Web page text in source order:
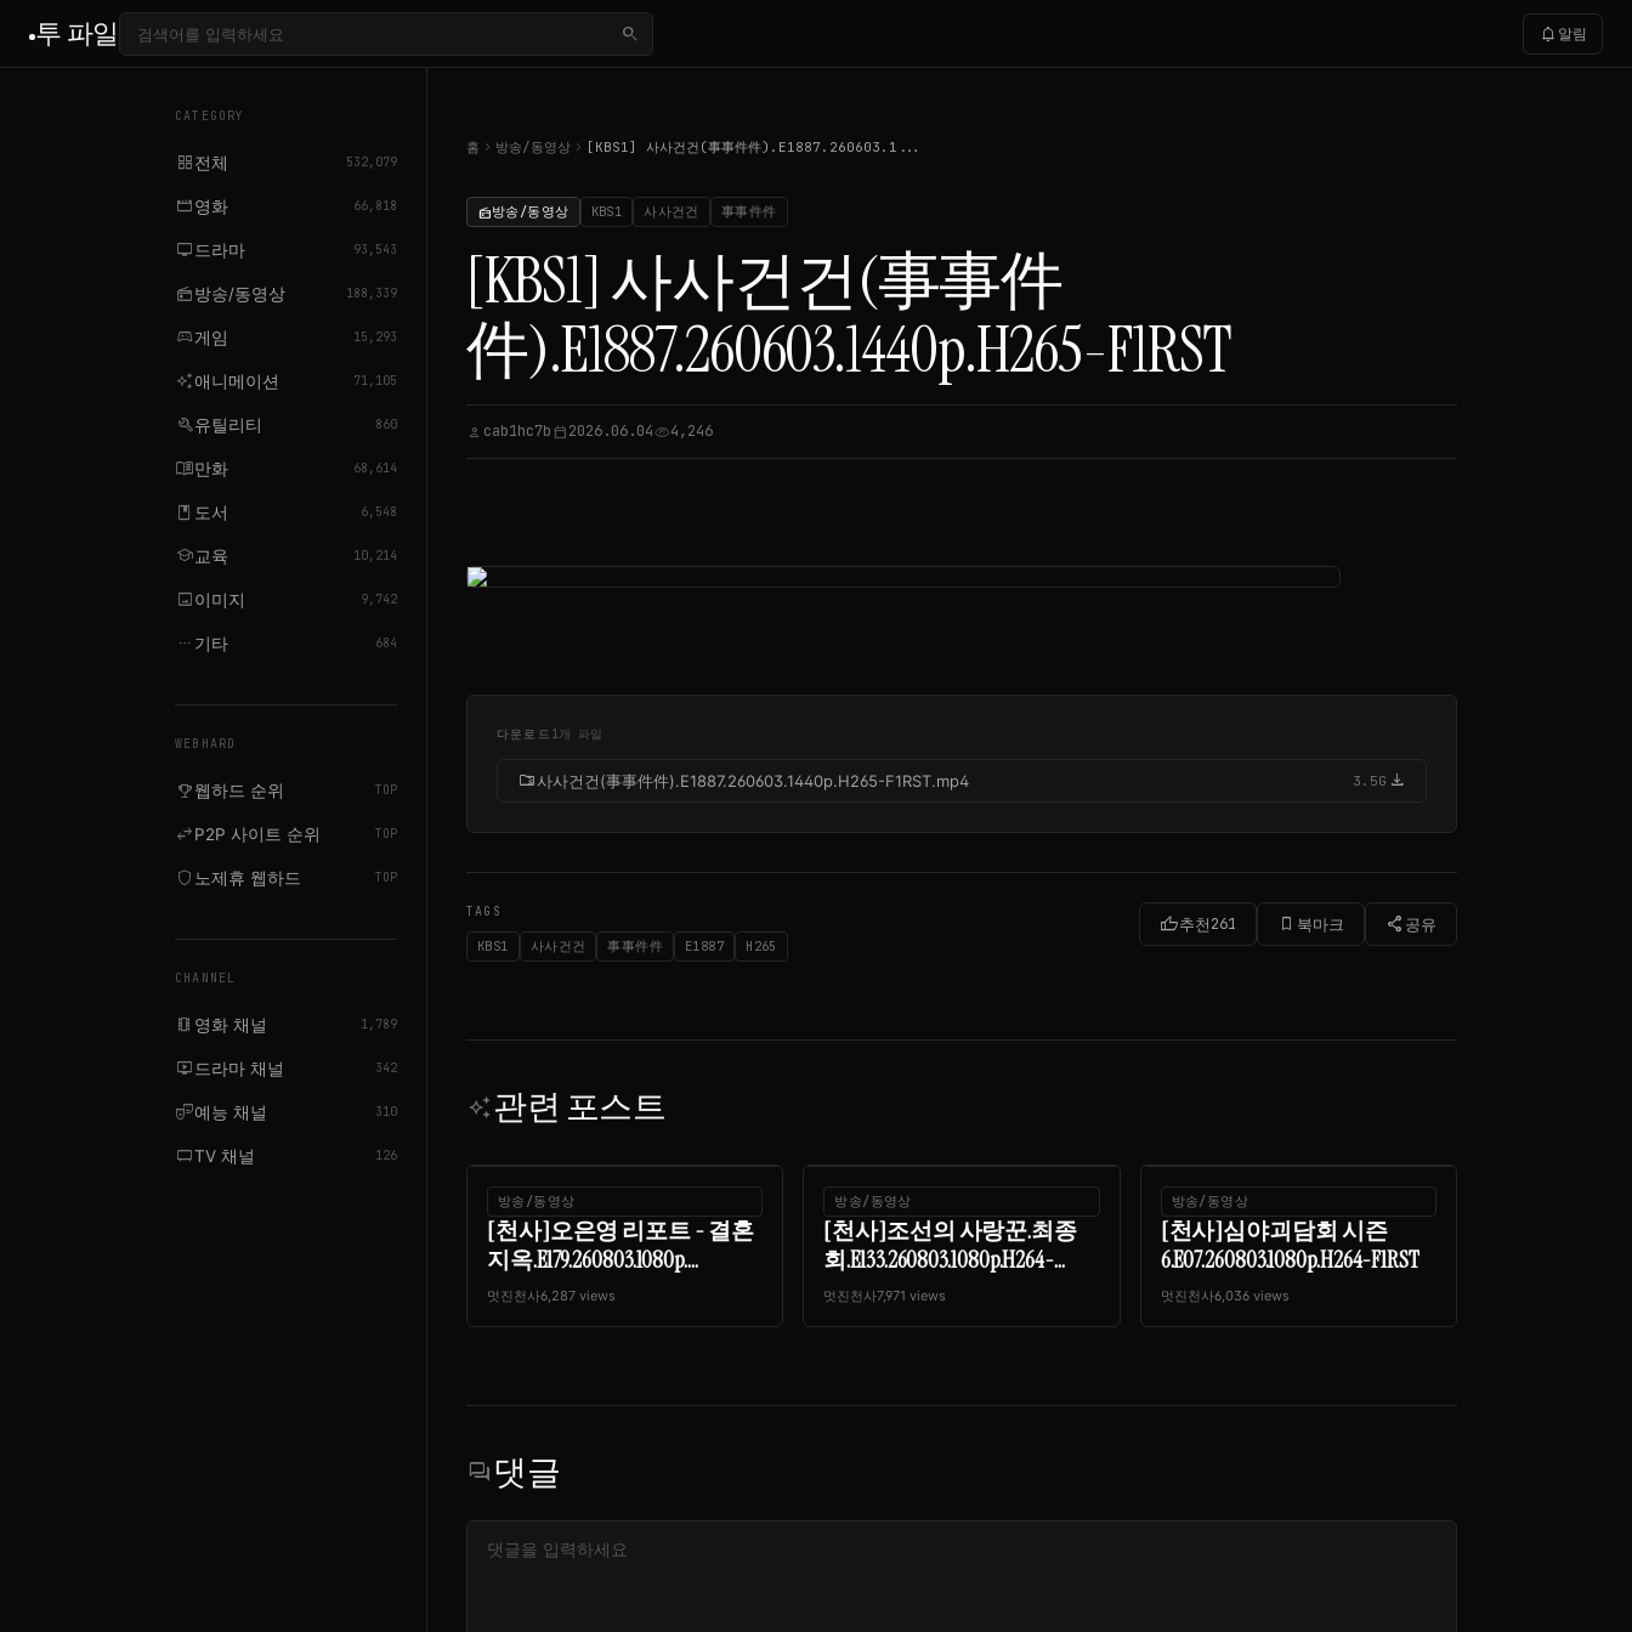
투 파일 search notifications 알림
CATEGORY
grid_view전체 532,079
movie영화 66,818
tv 드라마 93,543
radio방송/동영상 188,339
sports_esports게임 15,293
auto_awesome애니메이션 71,105
build유틸리티 860
menu_book만화 68,614
book 도서 6,548
school교육 10,214
image이미지 9,742
more_horiz 기타 684
WEBHARD
emoji_events웹하드 순위 TOP
swap_horizP2P 사이트 순위 TOP
shield 노제휴 웹하드 TOP
CHANNEL
local_movies 영화 채널 1,789
live_tv 드라마 채널 342
theater_comedy예능 채널 310
tv_genTV 채널 126
홈 chevron_right 방송/동영상 chevron_right [KBS1] 사사건건(事事件件).E1887.260603.1...
radio방송/동영상 KBS1 사사건건 事事件件
[KBS1] 사사건건(事事件
件).E1887.260603.1440p.H265-F1RST
person cab1hc7b calendar_today2026.06.04visibility4,246
다운로드 1개 파일
folder_zip사사건건(事事件件).E1887.260603.1440p.H265-F1RST.mp4 3.5G download
TAGS
KBS1 사사건건 事事件件 E1887 H265
thumb_up추천261 bookmark_border 북마크 share 공유
auto_awesome관련 포스트
방송/동영상
[천사]오은영 리포트 - 결혼
지옥.E179.260803.1080p....
멋진천사6,287 views
방송/동영상
[천사]조선의 사랑꾼.최종
회.E133.260803.1080p.H264-...
멋진천사7,971 views
방송/동영상
[천사]심야괴담회 시즌
6.E07.260803.1080p.H264-F1RST
멋진천사6,036 views
forum댓글